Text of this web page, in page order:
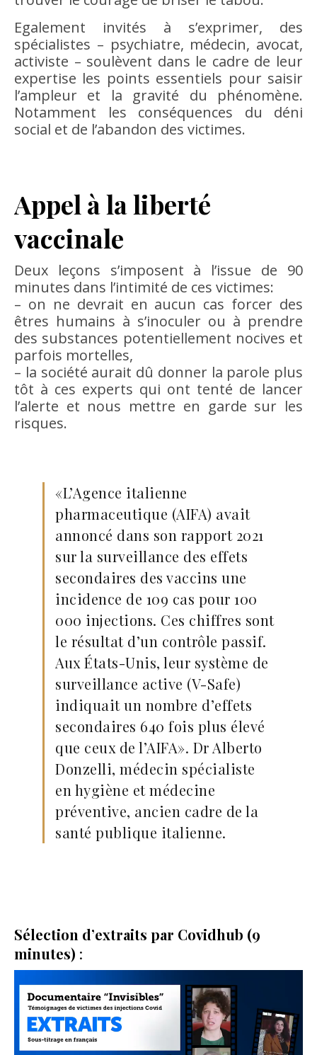
Egalement invités à s’exprimer, des
spécialistes – psychiatre, médecin, avocat,
activiste – soulèvent dans le cadre de leur
expertise les points essentiels pour saisir
l’ampleur et la gravité du phénomène.
Notamment les conséquences du déni
social et de l’abandon des victimes.
Appel à la liberté
vaccinale
Deux leçons s’imposent à l’issue de 90
minutes dans l’intimité de ces victimes:
– on ne devrait en aucun cas forcer des
êtres humains à s’inoculer ou à prendre
des substances potentiellement nocives et
parfois mortelles,
– la société aurait dû donner la parole plus
tôt à ces experts qui ont tenté de lancer
l’alerte et nous mettre en garde sur les
risques.
«L’Agence italienne
pharmaceutique (AIFA) avait
annoncé dans son rapport 2021
sur la surveillance des effets
secondaires des vaccins une
incidence de 109 cas pour 100
000 injections. Ces chiffres sont
le résultat d’un contrôle passif.
Aux États-Unis, leur système de
surveillance active (V-Safe)
indiquait un nombre d’effets
secondaires 640 fois plus élevé
que ceux de l’AIFA». Dr Alberto
Donzelli, médecin spécialiste
en hygiène et médecine
préventive, ancien cadre de la
santé publique italienne.
Sélection d’extraits par Covidhub (9
minutes) :